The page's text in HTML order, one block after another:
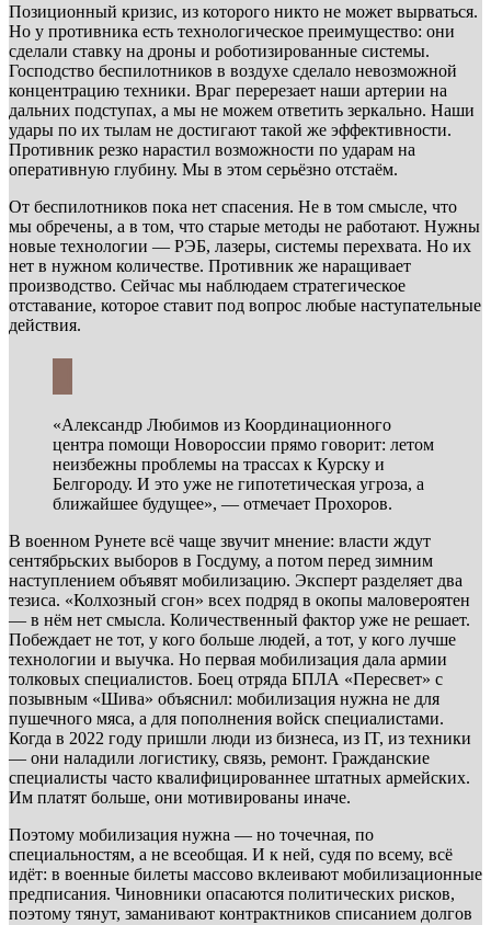
Позиционный кризис, из которого никто не может вырваться.
Но у противника есть технологическое преимущество: они
сделали ставку на дроны и роботизированные системы.
Господство беспилотников в воздухе сделало невозможной
концентрацию техники. Враг перерезает наши артерии на
дальних подступах, а мы не можем ответить зеркально. Наши
удары по их тылам не достигают такой же эффективности.
Противник резко нарастил возможности по ударам на
оперативную глубину. Мы в этом серьёзно отстаём.
От беспилотников пока нет спасения. Не в том смысле, что
мы обречены, а в том, что старые методы не работают. Нужны
новые технологии — РЭБ, лазеры, системы перехвата. Но их
нет в нужном количестве. Противник же наращивает
производство. Сейчас мы наблюдаем стратегическое
отставание, которое ставит под вопрос любые наступательные
действия.
«Александр Любимов из Координационного
центра помощи Новороссии прямо говорит: летом
неизбежны проблемы на трассах к Курску и
Белгороду. И это уже не гипотетическая угроза, а
ближайшее будущее», — отмечает Прохоров.
В военном Рунете всё чаще звучит мнение: власти ждут
сентябрьских выборов в Госдуму, а потом перед зимним
наступлением объявят мобилизацию. Эксперт разделяет два
тезиса. «Колхозный сгон» всех подряд в окопы маловероятен
— в нём нет смысла. Количественный фактор уже не решает.
Побеждает не тот, у кого больше людей, а тот, у кого лучше
технологии и выучка. Но первая мобилизация дала армии
толковых специалистов. Боец отряда БПЛА «Пересвет» с
позывным «Шива» объяснил: мобилизация нужна не для
пушечного мяса, а для пополнения войск специалистами.
Когда в 2022 году пришли люди из бизнеса, из IT, из техники
— они наладили логистику, связь, ремонт. Гражданские
специалисты часто квалифицированнее штатных армейских.
Им платят больше, они мотивированы иначе.
Поэтому мобилизация нужна — но точечная, по
специальностям, а не всеобщая. И к ней, судя по всему, всё
идёт: в военные билеты массово вклеивают мобилизационные
предписания. Чиновники опасаются политических рисков,
поэтому тянут, заманивают контрактников списанием долгов